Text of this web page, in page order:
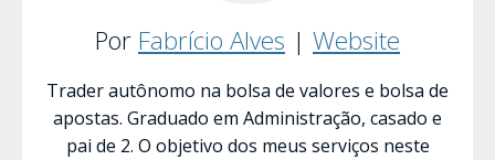
Por Fabrício Alves | Website
Trader autônomo na bolsa de valores e bolsa de
apostas. Graduado em Administração, casado e
pai de 2. O objetivo dos meus serviços neste